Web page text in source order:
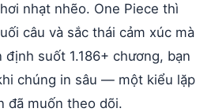
nhạt nhẽo. One Piece thì
câu và sắc thái cảm xúc mà
suốt 1.186+ chương, bạn
chúng in sâu — một kiểu lặp
đã muốn theo dõi.